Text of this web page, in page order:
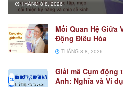
THÁNG 8 8, 2026
Mối Quan Hệ Giữa
Động Điều Hòa
THÁNG 8 8, 2026
Giải mã Cụm động
Anh: Nghĩa và Ví